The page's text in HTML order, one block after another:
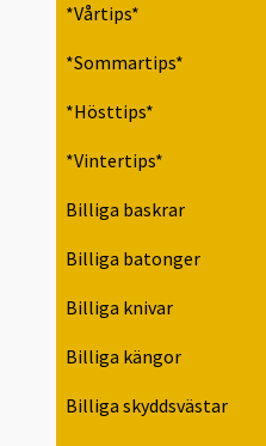
*Vårtips*
*Sommartips*
*Hösttips*
*Vintertips*
Billiga baskrar
Billiga batonger
Billiga knivar
Billiga kängor
Billiga skyddsvästar